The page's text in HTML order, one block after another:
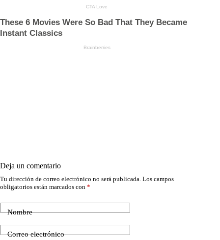
Deja un comentario
Tu dirección de correo electrónico no será publicada. Los campos
obligatorios están marcados con *
Nombre
Correo electrónico